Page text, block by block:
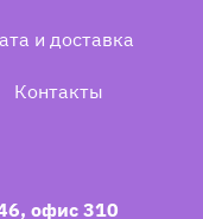
и доставка
Контакты
офис 310